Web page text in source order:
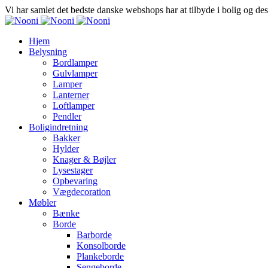
Vi har samlet det bedste danske webshops har at tilbyde i bolig og
Hjem
Belysning
Bordlamper
Gulvlamper
Lamper
Lanterner
Loftlamper
Pendler
Boligindretning
Bakker
Hylder
Knager & Bøjler
Lysestager
Opbevaring
Vægdecoration
Møbler
Bænke
Borde
Barborde
Konsolborde
Plankeborde